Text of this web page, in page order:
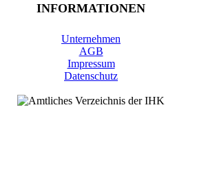
INFORMATIONEN
Unternehmen
AGB
Impressum
Datenschutz